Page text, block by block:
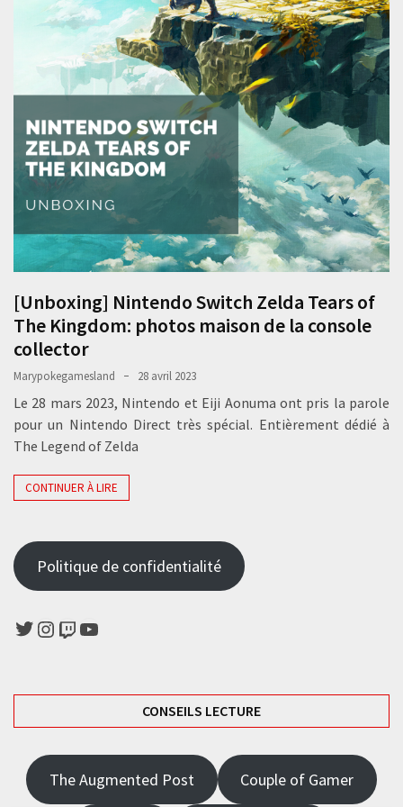
[Unboxing] Nintendo Switch Zelda Tears of
The Kingdom: photos maison de la console
collector
Marypokegamesland 28 avril 2023
Le 28 mars 2023, Nintendo et Eiji Aonuma ont pris la parole
pour un Nintendo Direct très spécial. Entièrement dédié à
The Legend of Zelda
CONTINUER À LIRE
Politique de confidentialité
Twitter
Instagram
TwitchYouTube
CONSEILS LECTURE
The Augmented Post Couple of Gamer